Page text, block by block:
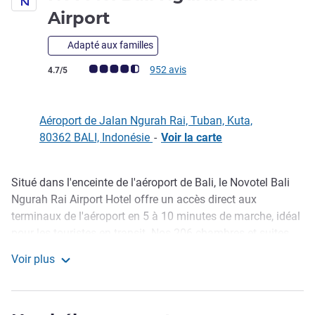
Airport
Adapté aux familles
Note Avis clients (Note ALL)
4.7/5 952 avis
Aéroport de Jalan Ngurah Rai, Tuban, Kuta,
80362 BALI, Indonésie - Voir la carte
Description
Situé dans l'enceinte de l'aéroport de Bali, le Novotel Bali
Ngurah Rai Airport Hotel offre un accès direct aux
terminaux de l'aéroport en 5 à 10 minutes de marche, idéal
produits d'accueil. Six salles de réunion, dont une grande
Voir plus